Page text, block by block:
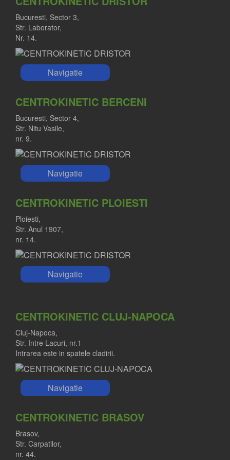
Bucuresti, Sector 3,
Str. Laborator,
Nr. 14.
Navigatie
CENTROKINETIC BERCENI
Bucuresti, Sector 4,
Str. Nitu Vasile,
nr. 9.
Navigatie
CENTROKINETIC PLOIESTI
Ploiesti,
Str. Anul 1907,
nr. 14.
Navigatie
CENTROKINETIC CLUJ-NAPOCA
Cluj-Napoca,
Str. Intre Lacuri, nr.1
Intrarea este in spatele cladirii.
Navigatie
CENTROKINETIC BRASOV
Brasov,
Str. Carpatilor,
nr. 44.